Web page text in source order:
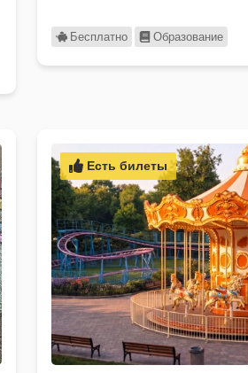
Бесплатно Образование
Есть билеты